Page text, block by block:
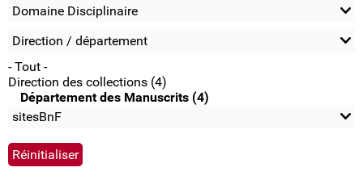
Domaine Disciplinaire
Direction / département
- Tout -
Direction des collections (4)
Département des Manuscrits (4)
sitesBnF